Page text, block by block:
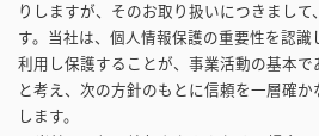
りしますが、そのお取り扱いにつきまし
す。当社は、個人情報保護の重要性を認
利用し保護することが、事業活動の基本
と考え、次の方針のもとに信頼を一層確
します。